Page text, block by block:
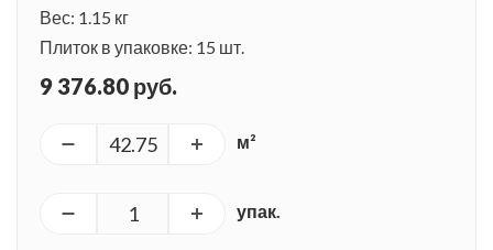
Вес: 1.15 кг
Плиток в упаковке: 15 шт.
9 376.80 руб.
м²
упак.